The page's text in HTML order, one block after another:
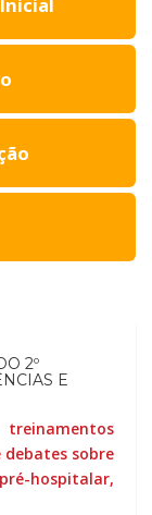
2º
E
debates sobre
hospitalar,